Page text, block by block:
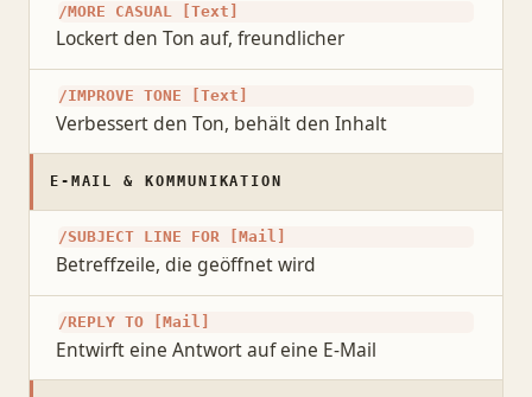
/MORE CASUAL [Text]
Lockert den Ton auf, freundlicher
/IMPROVE TONE [Text]
Verbessert den Ton, behält den Inhalt
E-MAIL & KOMMUNIKATION
/SUBJECT LINE FOR [Mail]
Betreffzeile, die geöffnet wird
/REPLY TO [Mail]
Entwirft eine Antwort auf eine E-Mail